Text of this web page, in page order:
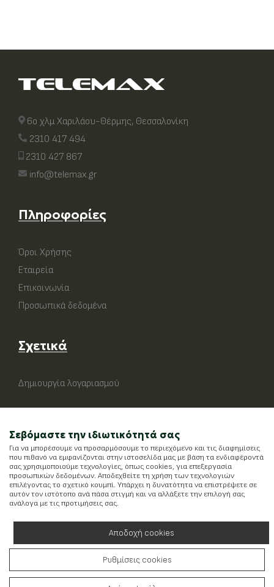
6ο χλμ Χαριλάου-Θέρμης, Θεσσαλονίκη
2310 417 494
2310 427 867
info@telemax.gr
Πληροφορίες
Όροι Χρήσης
Εταιρεία
Επικοινωνία
Προσωπικά δεδομένα
Σχετικά
Δημιουργία λογαριασμού
Running onWefia- Created by
Σεβόμαστε την ιδιωτικότητά σας
Για να μπορέσουμε να προσαρμόσουμε το περιεχόμενο και τις διαφημίσεις
που πιθανό να εμφανίζονται στην ιστοσελίδα μας με βάση τα ενδιαφέροντά
σας χρησιμοποιούμε τεχνολογίες, όπως cookies, για επεξεργασία
προσωπικών δεδομένων. Αποδεχθείτε τη χρήση των τεχνολογιών
επιλέγοντας το σχετικό κουμπί. Υπάρχει η δυνατότητα να επιστρέψετε σε
αυτόν τον ιστότοπο ανά πάσα στιγμή και να αλλάξετε την επιλογή σας
ανάλογα με τις προτιμήσεις σας.
Αποδοχή cookies
Ρυθμίσεις cookies